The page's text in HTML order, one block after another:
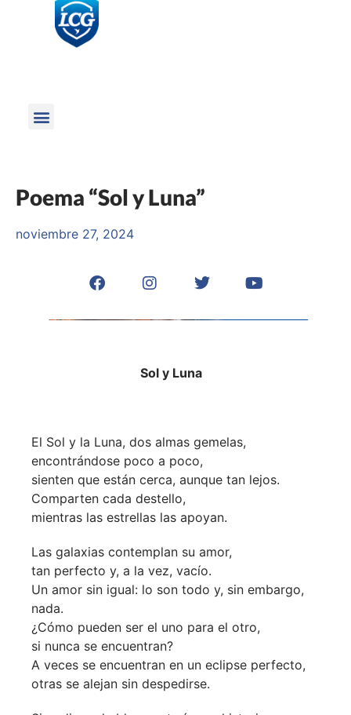
Poema “Sol y Luna”
noviembre 27, 2024
Sol y Luna
El Sol y la Luna, dos almas gemelas,
encontrándose poco a poco,
sienten que están cerca, aunque tan lejos.
Comparten cada destello,
mientras las estrellas las apoyan.
Las galaxias contemplan su amor,
tan perfecto y, a la vez, vacío.
Un amor sin igual: lo son todo y, sin embargo,
nada.
¿Cómo pueden ser el uno para el otro,
si nunca se encuentran?
A veces se encuentran en un eclipse perfecto,
otras se alejan sin despedirse.